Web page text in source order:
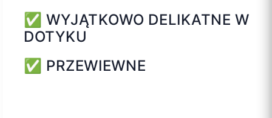
✅ WYJĄTKOWO DELIKATNE W
DOTYKU
✅ PRZEWIEWNE